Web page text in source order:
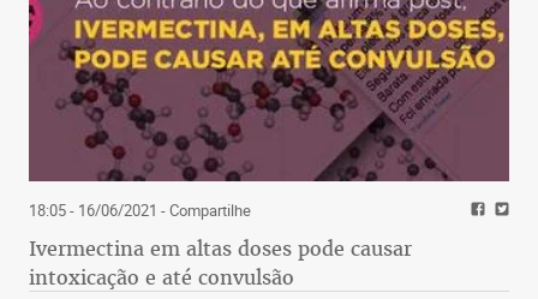
18:05 - 16/06/2021 - Compartilhe
Ivermectina em altas doses pode causar
intoxicação e até convulsão